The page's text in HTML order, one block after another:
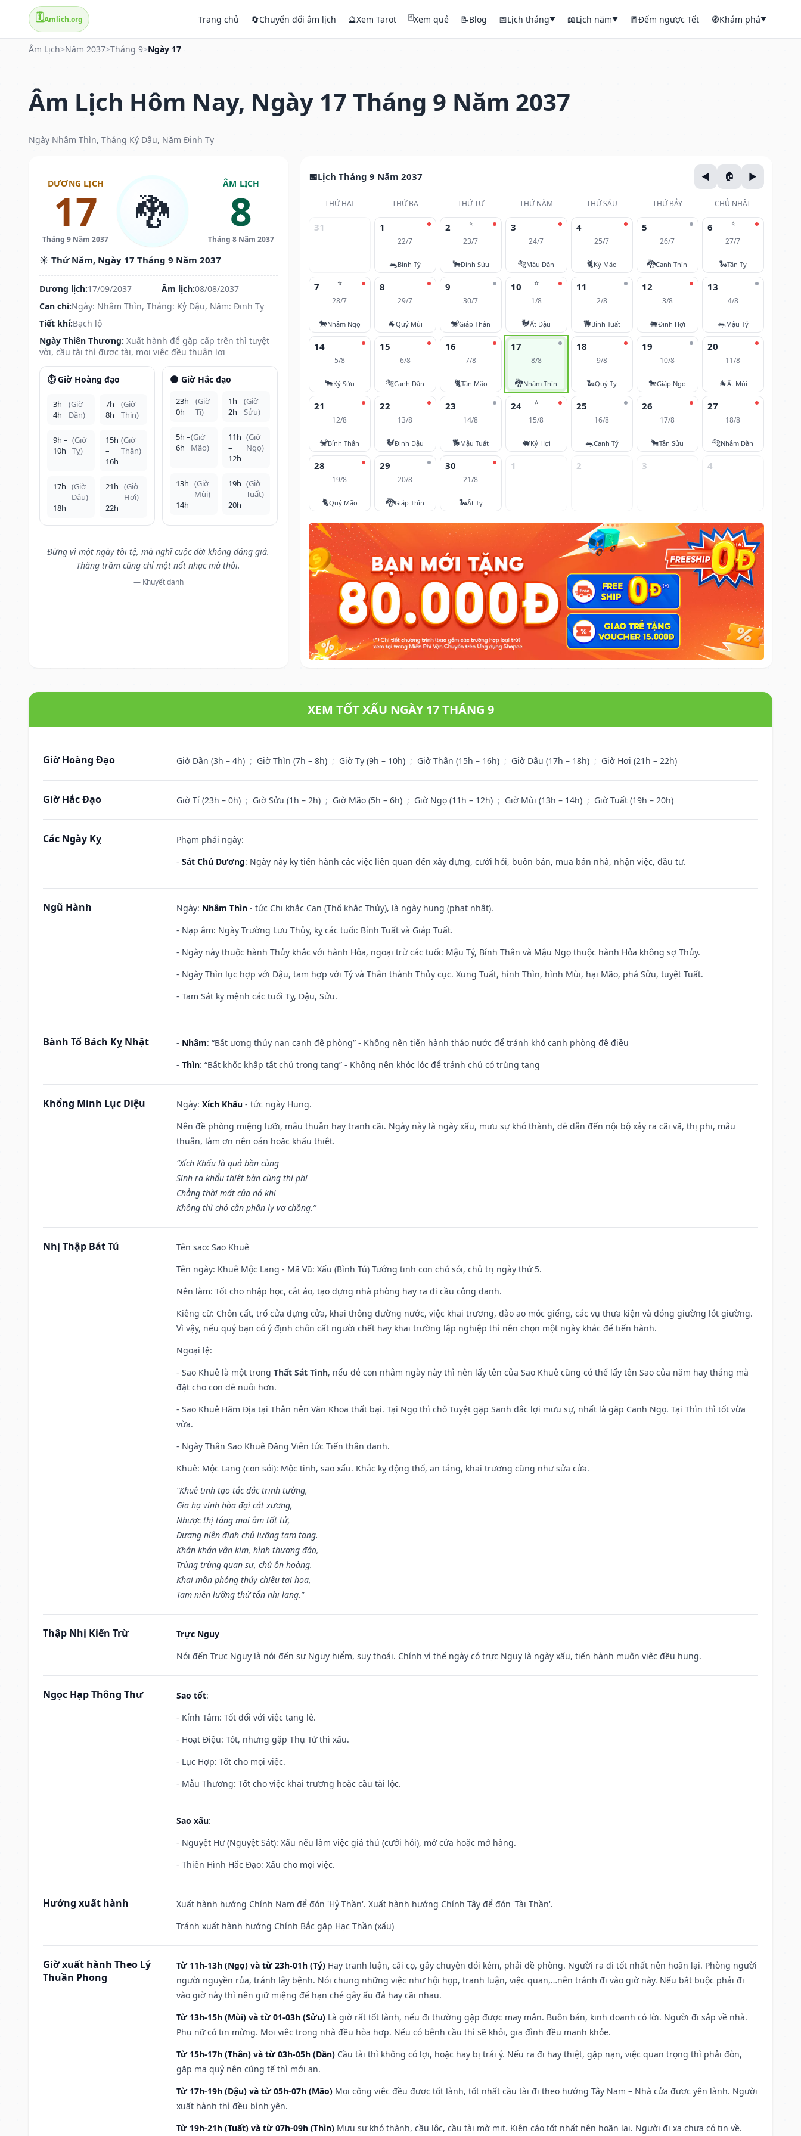
🗓️Amlich.org Trang chủ 🔄Chuyển đổi âm lịch 🔮Xem Tarot 🃏Xem quẻ 📝Blog 📅Lịch tháng▼ 📖Lịch năm▼ 🧧Đếm ngược Tết 🧭Khám phá▼
Âm Lịch>Năm 2037>Tháng 9>Ngày 17
Âm Lịch Hôm Nay, Ngày 17 Tháng 9 Năm 2037
Ngày Nhâm Thìn, Tháng Kỷ Dậu, Năm Đinh Tỵ
DƯƠNG LỊCH
17
Tháng 9 Năm 2037
🐉
ÂM LỊCH
8
Tháng 8 Năm 2037
☀️ Thứ Năm, Ngày 17 Tháng 9 Năm 2037
Dương lịch:17/09/2037 Âm lịch:08/08/2037
Can chi:Ngày: Nhâm Thìn, Tháng: Kỷ Dậu, Năm: Đinh Tỵ
Tiết khí:Bạch lộ
Ngày Thiên Thương: Xuất hành để gặp cấp trên thì tuyệt
vời, cầu tài thì được tài, mọi việc đều thuận lợi
⏱️ Giờ Hoàng đạo
3h –
4h
(Giờ
Dần)
7h –
8h
(Giờ
Thìn)
9h –
10h
(Giờ
Tỵ)
15h
–
16h
(Giờ
Thân)
17h
–
18h
(Giờ
Dậu)
21h
–
22h
(Giờ
Hợi)
🌑 Giờ Hắc đạo
23h –
0h
(Giờ
Tí)
1h –
2h
(Giờ
Sửu)
5h –
6h
(Giờ
Mão)
11h
–
12h
(Giờ
Ngọ)
13h
–
14h
(Giờ
Mùi)
19h
–
20h
(Giờ
Tuất)
Đừng vì một ngày tồi tệ, mà nghĩ cuộc đời không đáng giá.
Thăng trầm cũng chỉ một nốt nhạc mà thôi.
— Khuyết danh
Lịch Tháng 9 Năm 2037
THỨ HAI THỨ BA THỨ TƯ THỨ NĂM THỨ SÁU THỨ BẢY CHỦ NHẬT
31 1
22/7
🐀Bính Tý
⭐
2
23/7
🐂Đinh Sửu
3
24/7
🐅Mậu Dần
4
25/7
🐈Kỷ Mão
5
26/7
🐉Canh Thìn
⭐
6
27/7
🐍Tân Tỵ
⭐
7
28/7
🐎Nhâm Ngọ
8
29/7
🐐Quý Mùi
9
30/7
🐒Giáp Thân
⭐
10
1/8
🐓Ất Dậu
11
2/8
🐕Bính Tuất
12
3/8
🐖Đinh Hợi
13
4/8
🐀Mậu Tý
14
5/8
🐂Kỷ Sửu
15
6/8
🐅Canh Dần
16
7/8
🐈Tân Mão
17
8/8
🐉Nhâm Thìn
18
9/8
🐍Quý Tỵ
19
10/8
🐎Giáp Ngọ
20
11/8
🐐Ất Mùi
21
12/8
🐒Bính Thân
22
13/8
🐓Đinh Dậu
23
14/8
🐕Mậu Tuất
⭐
24
15/8
🐖Kỷ Hợi
25
16/8
🐀Canh Tý
26
17/8
🐂Tân Sửu
27
18/8
🐅Nhâm Dần
28
19/8
🐈Quý Mão
29
20/8
🐉Giáp Thìn
30
21/8
🐍Ất Tỵ
1 2 3 4
XEM TỐT XẤU NGÀY 17 THÁNG 9
Giờ Hoàng Đạo Giờ Dần (3h – 4h) ; Giờ Thìn (7h – 8h) ; Giờ Tỵ (9h – 10h) ; Giờ Thân (15h – 16h) ; Giờ Dậu (17h – 18h) ; Giờ Hợi (21h – 22h)
Giờ Hắc Đạo Giờ Tí (23h – 0h) ; Giờ Sửu (1h – 2h) ; Giờ Mão (5h – 6h) ; Giờ Ngọ (11h – 12h) ; Giờ Mùi (13h – 14h) ; Giờ Tuất (19h – 20h)
Các Ngày Kỵ
Phạm phải ngày:
- Sát Chủ Dương: Ngày này kỵ tiến hành các việc liên quan đến xây dựng, cưới hỏi, buôn bán, mua bán nhà, nhận việc, đầu tư.
Ngũ Hành Ngày: Nhâm Thìn - tức Chi khắc Can (Thổ khắc Thủy), là ngày hung (phạt nhật).
- Nạp âm: Ngày Trường Lưu Thủy, kỵ các tuổi: Bính Tuất và Giáp Tuất.
- Ngày này thuộc hành Thủy khắc với hành Hỏa, ngoại trừ các tuổi: Mậu Tý, Bính Thân và Mậu Ngọ thuộc hành Hỏa không sợ Thủy.
- Ngày Thìn lục hợp với Dậu, tam hợp với Tý và Thân thành Thủy cục. Xung Tuất, hình Thìn, hình Mùi, hại Mão, phá Sửu, tuyệt Tuất.
- Tam Sát kỵ mệnh các tuổi Tỵ, Dậu, Sửu.
Bành Tổ Bách Kỵ Nhật - Nhâm: “Bất ương thủy nan canh đê phòng” - Không nên tiến hành tháo nước để tránh khó canh phòng đê điều
- Thìn: “Bất khốc khấp tất chủ trọng tang” - Không nên khóc lóc để tránh chủ có trùng tang
Khổng Minh Lục Diệu Ngày: Xích Khẩu - tức ngày Hung.
Nên đề phòng miệng lưỡi, mâu thuẫn hay tranh cãi. Ngày này là ngày xấu, mưu sự khó thành, dễ dẫn đến nội bộ xảy ra cãi vã, thị phi, mâu
thuẫn, làm ơn nên oán hoặc khẩu thiệt.
“Xích Khẩu là quả bần cùng
Sinh ra khẩu thiệt bàn cùng thị phi
Chẳng thời mất của nó khi
Không thì chó cắn phân ly vợ chồng.”
Nhị Thập Bát Tú Tên sao: Sao Khuê
Tên ngày: Khuê Mộc Lang - Mã Vũ: Xấu (Bình Tú) Tướng tinh con chó sói, chủ trị ngày thứ 5.
Nên làm: Tốt cho nhập học, cắt áo, tạo dựng nhà phòng hay ra đi cầu công danh.
Kiêng cữ: Chôn cất, trổ cửa dựng cửa, khai thông đường nước, việc khai trương, đào ao móc giếng, các vụ thưa kiện và đóng giường lót giường.
Vì vậy, nếu quý bạn có ý định chôn cất người chết hay khai trường lập nghiệp thì nên chọn một ngày khác để tiến hành.
Ngoại lệ:
- Sao Khuê là một trong Thất Sát Tinh, nếu đẻ con nhằm ngày này thì nên lấy tên của Sao Khuê cũng có thể lấy tên Sao của năm hay tháng mà
đặt cho con dễ nuôi hơn.
- Sao Khuê Hãm Địa tại Thân nên Văn Khoa thất bại. Tại Ngọ thì chỗ Tuyệt gặp Sanh đắc lợi mưu sự, nhất là gặp Canh Ngọ. Tại Thìn thì tốt vừa
vừa.
- Ngày Thân Sao Khuê Đăng Viên tức Tiến thân danh.
Khuê: Mộc Lang (con sói): Mộc tinh, sao xấu. Khắc kỵ động thổ, an táng, khai trương cũng như sửa cửa.
“Khuê tinh tạo tác đắc trinh tường,
Gia hạ vinh hòa đại cát xương,
Nhược thị táng mai âm tốt tử,
Đương niên định chủ lưỡng tam tang.
Khán khán vận kim, hình thương đáo,
Trùng trùng quan sự, chủ ôn hoàng.
Khai môn phóng thủy chiêu tai họa,
Tam niên lưỡng thứ tổn nhi lang.”
Thập Nhị Kiến Trừ
Trực Nguy
Nói đến Trực Nguy là nói đến sự Nguy hiểm, suy thoái. Chính vì thế ngày có trực Nguy là ngày xấu, tiến hành muôn việc đều hung.
Ngọc Hạp Thông Thư Sao tốt:
- Kính Tâm: Tốt đối với việc tang lễ.
- Hoạt Điệu: Tốt, nhưng gặp Thụ Tử thì xấu.
- Lục Hợp: Tốt cho mọi việc.
- Mẫu Thương: Tốt cho việc khai trương hoặc cầu tài lộc.
Sao xấu:
- Nguyệt Hư (Nguyệt Sát): Xấu nếu làm việc giá thú (cưới hỏi), mở cửa hoặc mở hàng.
- Thiên Hình Hắc Đạo: Xấu cho mọi việc.
Hướng xuất hành
Xuất hành hướng Chính Nam để đón 'Hỷ Thần'. Xuất hành hướng Chính Tây để đón 'Tài Thần'.
Tránh xuất hành hướng Chính Bắc gặp Hạc Thần (xấu)
Giờ xuất hành Theo Lý
Thuần Phong
Từ 11h-13h (Ngọ) và từ 23h-01h (Tý) Hay tranh luận, cãi cọ, gây chuyện đói kém, phải đề phòng. Người ra đi tốt nhất nên hoãn lại. Phòng người
người nguyền rủa, tránh lây bệnh. Nói chung những việc như hội họp, tranh luận, việc quan,…nên tránh đi vào giờ này. Nếu bắt buộc phải đi
vào giờ này thì nên giữ miệng để hạn ché gây ẩu đả hay cãi nhau.
Từ 13h-15h (Mùi) và từ 01-03h (Sửu) Là giờ rất tốt lành, nếu đi thường gặp được may mắn. Buôn bán, kinh doanh có lời. Người đi sắp về nhà.
Phụ nữ có tin mừng. Mọi việc trong nhà đều hòa hợp. Nếu có bệnh cầu thì sẽ khỏi, gia đình đều mạnh khỏe.
Từ 15h-17h (Thân) và từ 03h-05h (Dần) Cầu tài thì không có lợi, hoặc hay bị trái ý. Nếu ra đi hay thiệt, gặp nạn, việc quan trọng thì phải đòn,
gặp ma quỷ nên cúng tế thì mới an.
Từ 17h-19h (Dậu) và từ 05h-07h (Mão) Mọi công việc đều được tốt lành, tốt nhất cầu tài đi theo hướng Tây Nam – Nhà cửa được yên lành. Người
xuất hành thì đều bình yên.
Từ 19h-21h (Tuất) và từ 07h-09h (Thìn) Mưu sự khó thành, cầu lộc, cầu tài mờ mịt. Kiện cáo tốt nhất nên hoãn lại. Người đi xa chưa có tin về.